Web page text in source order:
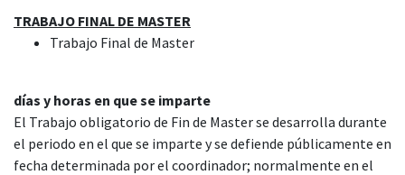
TRABAJO FINAL DE MASTER
Trabajo Final de Master
días y horas en que se imparte
El Trabajo obligatorio de Fin de Master se desarrolla durante
el periodo en el que se imparte y se defiende públicamente en
fecha determinada por el coordinador; normalmente en el